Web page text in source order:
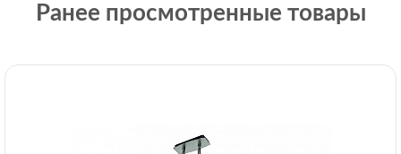
Ранее просмотренные товары